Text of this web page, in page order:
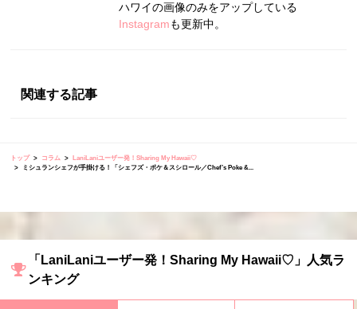
ハワイの画像のみをアップしている
Instagramも更新中。
関連する記事
トップ コラム
LaniLaniユーザー発！Sharing My Hawaii♡
ミシュランシェフが手掛ける！「シェフズ・ポケ＆スシロール／Chef’s Poke &...
「LaniLaniユーザー発！Sharing My Hawaii♡」人気ラ
ンキング